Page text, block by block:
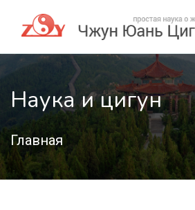
Наука и цигун
Главная